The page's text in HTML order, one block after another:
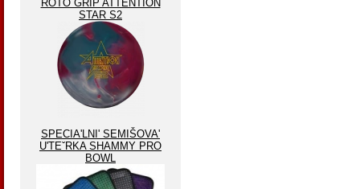
ROTO GRIP ATTENTION
STAR S2
SPECIA'LNI' SEMIŠOVA'
U'TEˇRKA SHAMMY PRO
BOWL